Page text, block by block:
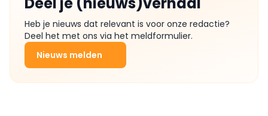
Heb je nieuws dat relevant is voor onze redactie?
Deel het met ons via het meldformulier.
Nieuws melden